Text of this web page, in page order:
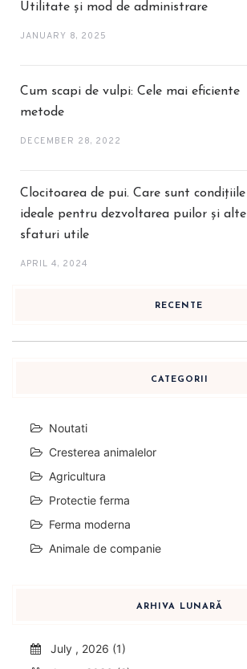
Utilitate și mod de administrare
JANUARY 8, 2025
Cum scapi de vulpi: Cele mai eficiente
metode
DECEMBER 28, 2022
Clocitoarea de pui. Care sunt condițiile
ideale pentru dezvoltarea puilor și alte
sfaturi utile
APRIL 4, 2024
RECENTE
CATEGORII
Noutati
Cresterea animalelor
Agricultura
Protectie ferma
Ferma moderna
Animale de companie
ARHIVA LUNARĂ
July , 2026 (1)